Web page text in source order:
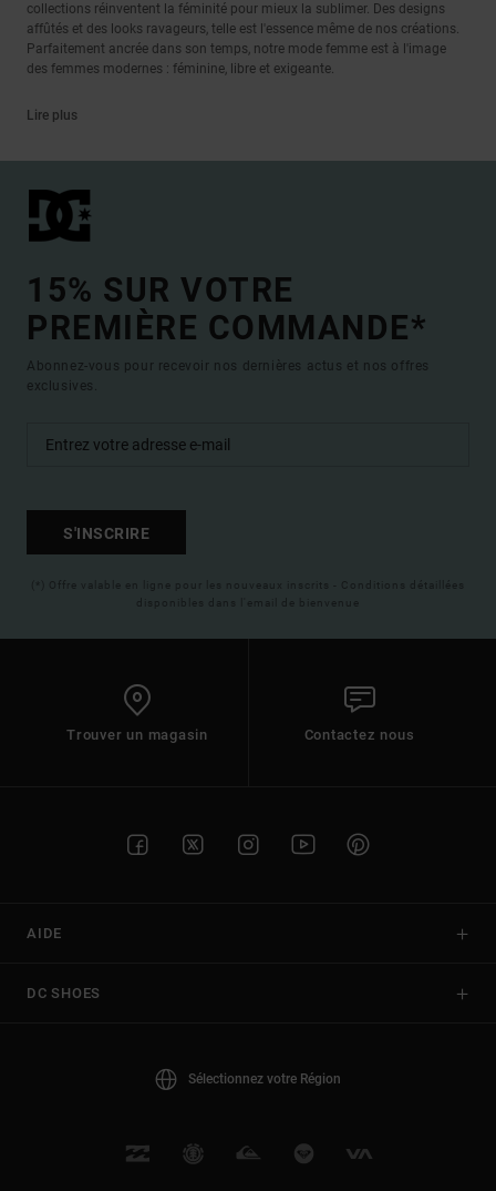
collections réinventent la féminité pour mieux la sublimer. Des designs
affûtés et des looks ravageurs, telle est l'essence même de nos créations.
Parfaitement ancrée dans son temps, notre mode femme est à l'image
des femmes modernes : féminine, libre et exigeante.
Lire plus
15% SUR VOTRE
PREMIÈRE COMMANDE*
Abonnez-vous pour recevoir nos dernières actus et nos offres
exclusives.
S'INSCRIRE
(*) Offre valable en ligne pour les nouveaux inscrits - Conditions détaillées
disponibles dans l'email de bienvenue
Trouver un magasin Contactez nous
AIDE
DC SHOES
Sélectionnez votre Région